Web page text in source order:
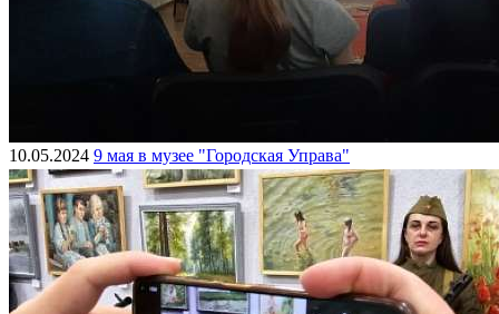
10.05.2024 9 мая в музее "Городская Управа"